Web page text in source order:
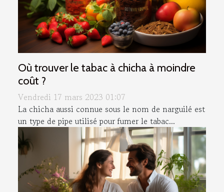
Où trouver le tabac à chicha à moindre
coût ?
Vendredi 17 mars 2023 01:07
La chicha aussi connue sous le nom de narguilé est
un type de pipe utilisé pour fumer le tabac...